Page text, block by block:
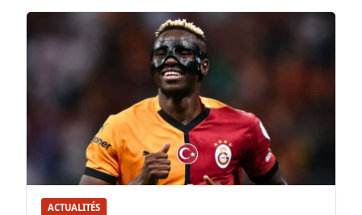
ACTUALITÉS